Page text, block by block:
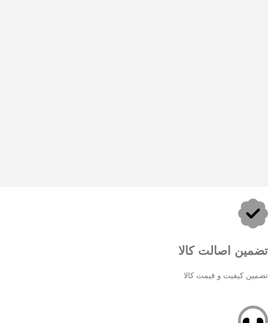
تضمین اصالت کالا
تضمین کیفیت و قیمت کالا